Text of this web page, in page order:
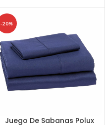
-20%
Juego De Sabanas Polux